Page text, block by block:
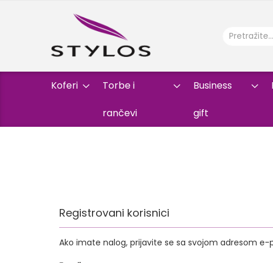
Koferi Torbe i
rančevi
Business
gift
Registrovani korisnici
Ako imate nalog, prijavite se sa svojom adresom e-